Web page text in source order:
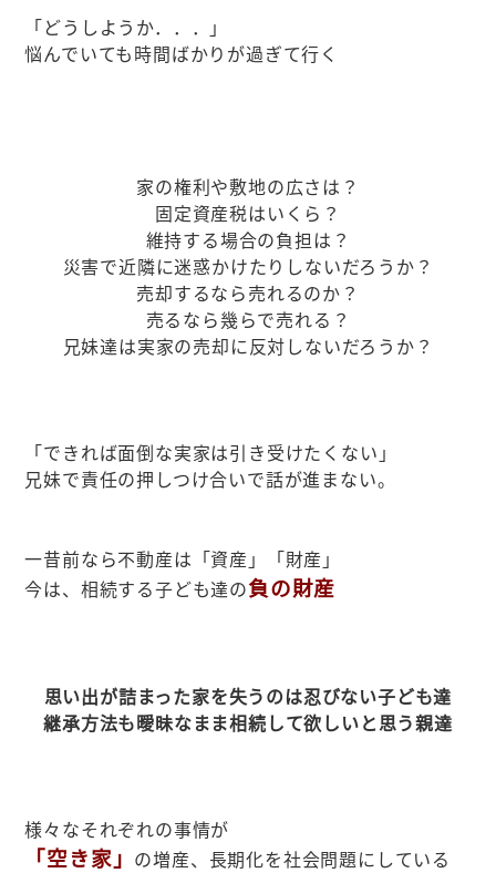
「どうしようか．．．」
悩んでいても時間ばかりが過ぎて行く
家の権利や敷地の広さは？
固定資産税はいくら？
維持する場合の負担は？
災害で近隣に迷惑かけたりしないだろうか？
売却するなら売れるのか？
売るなら幾らで売れる？
兄妹達は実家の売却に反対しないだろうか？
「できれば面倒な実家は引き受けたくない」
兄妹で責任の押しつけ合いで話が進まない。
一昔前なら不動産は「資産」「財産」
今は、相続する子ども達の負の財産
思い出が詰まった家を失うのは忍びない子ども達
継承方法も曖昧なまま相続して欲しいと思う親達
様々なそれぞれの事情が
「空き家」 の増産、長期化を社会問題にしている